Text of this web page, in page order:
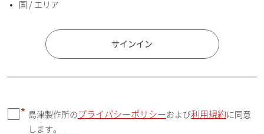
国 / エリア
郵便番号（勤務先）
国 / エリア
サインイン
島津製作所の プライバシーポリシーおよび利用規約 に同意
します。